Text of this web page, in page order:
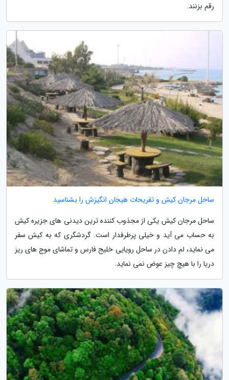
رقم بزنند.
ساحل مرجان کیش و تفریحات هیجان انگیزش را بشناسید
ساحل مرجان کیش یکی از مجذوب کننده ترین دیدنی های جزیره کیش
به حساب می آید و خیلی پرطرفدار است. گردشگری که به کیش سفر
می نماید، لم دادن در ساحل رویایی خلیج فارس و تماشای موج های ریز
دریا را با هیچ چیز عوض نمی نماید.